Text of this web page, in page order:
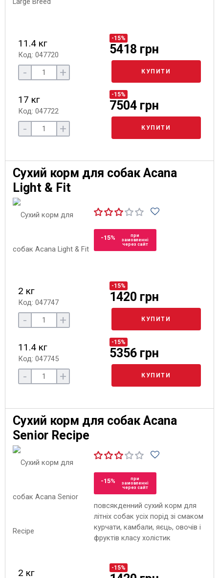
11.4 кг
Код: 047720
-15%
5418 грн
- + КУПИТИ
17 кг
Код: 047722
-15%
7504 грн
- + КУПИТИ
Сухий корм для собак Acana
Light & Fit
-15%
при
замовленні
через сайт
2 кг
Код: 047747
-15%
1420 грн
- + КУПИТИ
11.4 кг
Код: 047745
-15%
5356 грн
- + КУПИТИ
Сухий корм для собак Acana
Senior Recipe
-15%
при
замовленні
через сайт
повсякденний сухий корм для
літніх собак усіх порід зі смаком
курчати, камбали, яєць, овочів і
фруктів класу холістик
2 кг -15%